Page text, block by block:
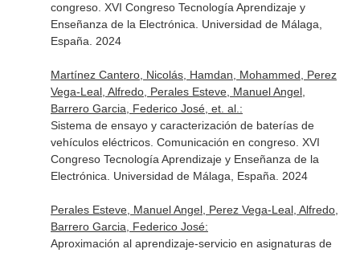
congreso. XVI Congreso Tecnología Aprendizaje y
Enseñanza de la Electrónica. Universidad de Málaga,
España. 2024
Martínez Cantero, Nicolás, Hamdan, Mohammed, Perez
Vega-Leal, Alfredo, Perales Esteve, Manuel Angel,
Barrero Garcia, Federico José, et. al.:
Sistema de ensayo y caracterización de baterías de
vehículos eléctricos. Comunicación en congreso. XVI
Congreso Tecnología Aprendizaje y Enseñanza de la
Electrónica. Universidad de Málaga, España. 2024
Perales Esteve, Manuel Angel, Perez Vega-Leal, Alfredo,
Barrero Garcia, Federico José:
Aproximación al aprendizaje-servicio en asignaturas de